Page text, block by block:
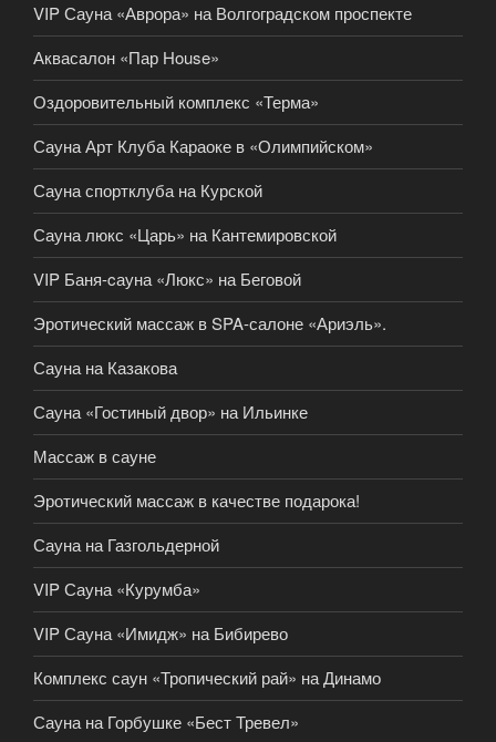
VIP Сауна «Аврора» на Волгоградском проспекте
Аквасалон «Пар House»
Оздоровительный комплекс «Терма»
Сауна Арт Клуба Караоке в «Олимпийском»
Сауна спортклуба на Курской
Сауна люкс «Царь» на Кантемировской
VIP Баня-cауна «Люкс» на Беговой
Эротический массаж в SPA-салоне «Ариэль».
Сауна на Казакова
Сауна «Гостиный двор» на Ильинке
Массаж в сауне
Эротический массаж в качестве подарока!
Сауна на Газгольдерной
VIP Сауна «Курумба»
VIP Сауна «Имидж» на Бибирево
Комплекс саун «Тропический рай» на Динамо
Сауна на Горбушке «Бест Тревел»